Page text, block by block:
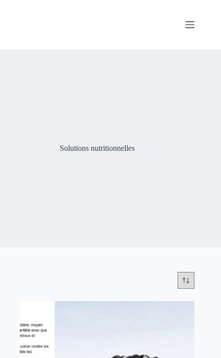
Solutions nutritionnelles